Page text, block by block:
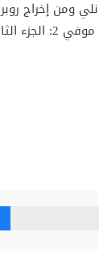
ومن إخراج
فيلم الرسوم